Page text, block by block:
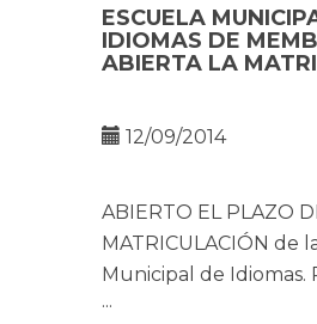
ESCUELA
IDIOMAS DE
ABIERTA LA
12/09/2014
ABIERTO EL PLAZO
MATRICULACIÓN de
Municipal de Idiomas.
las plazas son limitadas.